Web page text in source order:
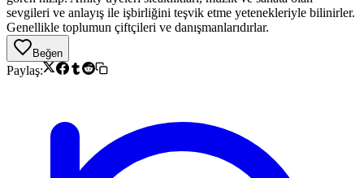
sevgileri ve anlayış ile işbirliğini teşvik etme yetenekleriyle bilinirler.
Genellikle toplumun çiftçileri ve danışmanlarıdırlar.
Beğen
Paylaş: